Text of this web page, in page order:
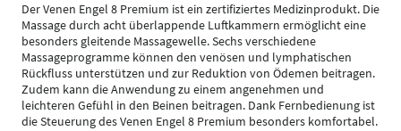
Der Venen Engel 8 Premium ist ein zertifiziertes Medizinprodukt. Die
Massage durch acht überlappende Luftkammern ermöglicht eine
besonders gleitende Massagewelle. Sechs verschiedene
Massageprogramme können den venösen und lymphatischen
Rückfluss unterstützen und zur Reduktion von Ödemen beitragen.
Zudem kann die Anwendung zu einem angenehmen und
leichteren Gefühl in den Beinen beitragen. Dank Fernbedienung ist
die Steuerung des Venen Engel 8 Premium besonders komfortabel.